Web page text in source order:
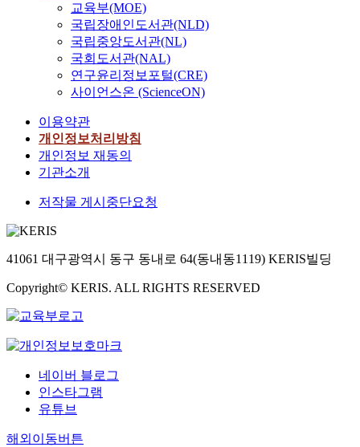
교육부(MOE)
국립장애인도서관(NLD)
국립중앙도서관(NL)
국회도서관(NAL)
연구윤리정보포털(CRE)
사이언스온 (ScienceON)
이용약관
개인정보처리방침
개인정보 재동의
기관소개
저작물 게시중단요청
41061 대구광역시 동구 동내로 64(동내동1119) KERIS빌딩
Copyright© KERIS. ALL RIGHTS RESERVED
네이버 블로그
인스타그램
유튜브
해외이동버튼